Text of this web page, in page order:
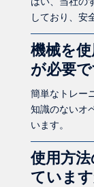
しており、安
機械を
が必要
簡単なトレー
知識のないオ
います。
使用方
ていま